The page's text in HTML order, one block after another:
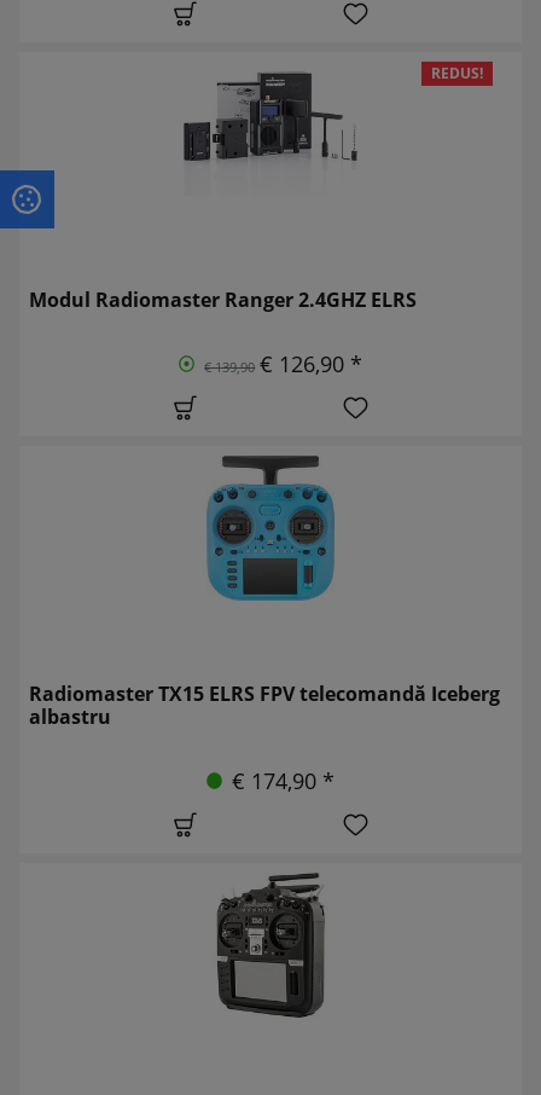
REDUS!
Modul Radiomaster Ranger 2.4GHZ ELRS
€ 139,90 € 126,90 *
Radiomaster TX15 ELRS FPV telecomandă Iceberg
albastru
€ 174,90 *